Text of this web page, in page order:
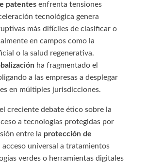
patentes enfrenta tensiones
tecnológica genera
más difíciles de clasificar o
en campos como la
o la salud regenerativa.
ha fragmentado el
a las empresas a desplegar
en múltiples jurisdicciones.
creciente debate ético sobre la
a tecnologías protegidas por
entre la protección de
acceso universal a tratamientos
verdes o herramientas digitales